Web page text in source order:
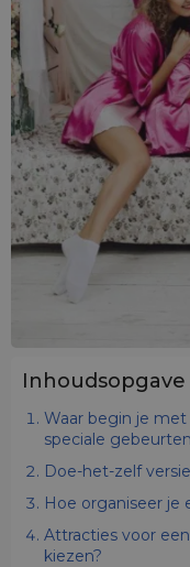
Inhoudsopgave
Waar begin je
speciale
Doe-het-zelf
Hoe organiseer je
Attracties voor
kiezen?